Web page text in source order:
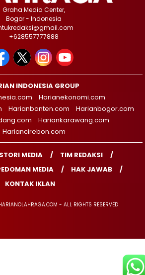
Graha Media Center,
Bogor - Indonesia
+628557777888
INDONESIA GROUP
Harianekonomi.com
Harianbanten.com
Harianbogor.com
Hariankarawang.com
Hariancirebon.com
MEDIA
TIM REDAKSI
MEDIA
HAK JAWAB
KONTAK IKLAN
- ALL RIGHTS RESERVED